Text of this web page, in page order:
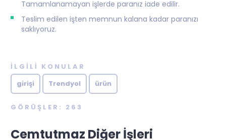
Tamamlanamayan işlerde paranız iade edilir.
Teslim edilen işten memnun kalana kadar paranızı
saklıyoruz.
İLGILI KONULAR
girişi
Trendyol ürün
GÖRÜŞLER: 263
Cemtutmaz Diğer İşleri